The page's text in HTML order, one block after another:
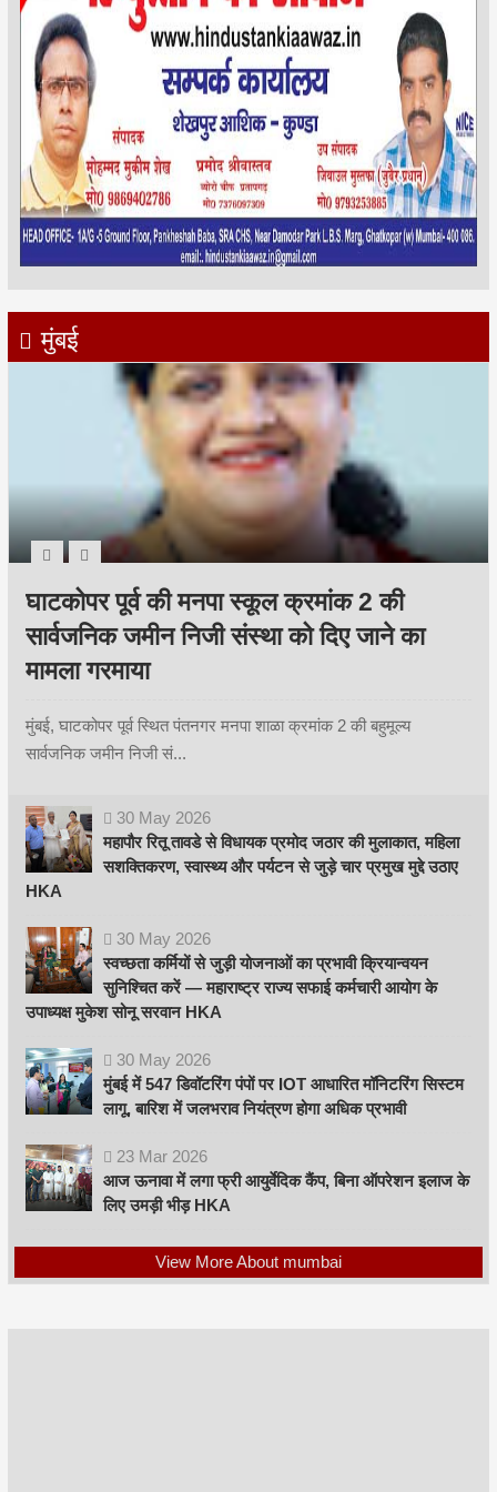
मुंबई
घाटकोपर पूर्व की मनपा स्कूल क्रमांक 2 की
सार्वजनिक जमीन निजी संस्था को दिए जाने का
मामला गरमाया
मुंबई, घाटकोपर पूर्व स्थित पंतनगर मनपा शाळा क्रमांक 2 की बहुमूल्य
सार्वजनिक जमीन निजी सं...
30 May 2026
महापौर रितू तावडे से विधायक प्रमोद जठार की मुलाकात, महिला
सशक्तिकरण, स्वास्थ्य और पर्यटन से जुड़े चार प्रमुख मुद्दे उठाए
HKA
30 May 2026
स्वच्छता कर्मियों से जुड़ी योजनाओं का प्रभावी क्रियान्वयन
सुनिश्चित करें — महाराष्ट्र राज्य सफाई कर्मचारी आयोग के
उपाध्यक्ष मुकेश सोनू सरवान HKA
30 May 2026
मुंबई में 547 डिवॉटरिंग पंपों पर IOT आधारित मॉनिटरिंग सिस्टम
लागू, बारिश में जलभराव नियंत्रण होगा अधिक प्रभावी
23 Mar 2026
आज ऊनावा में लगा फ्री आयुर्वेदिक कैंप, बिना ऑपरेशन इलाज के
लिए उमड़ी भीड़ HKA
View More About mumbai